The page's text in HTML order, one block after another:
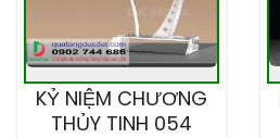
KỶ NIỆM CHƯƠNG
THỦY TINH 054